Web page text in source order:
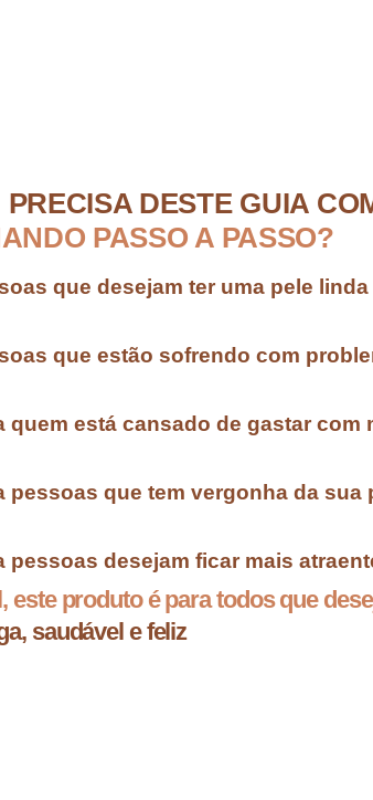
PRECISA DESTE GUIA
PASSO A PASSO?
que desejam ter uma pele
que estão sofrendo com
quem está cansado de gastar com
pessoas que tem vergonha da sua
pessoas desejam ficar mais
este produto é para todos que
saudável e feliz